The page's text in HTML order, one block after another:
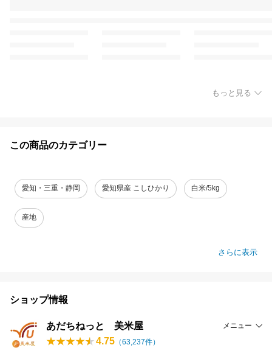
もっと見る
この商品のカテゴリー
愛知・三重・静岡 愛知県産 こしひかり 白米/5kg
産地
さらに表示
ショップ情報
あだちねっと 美米屋 メニュー
4.75 （63,237件）